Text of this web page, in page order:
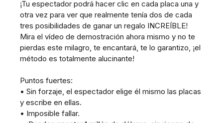
¡Tu espectador podrá hacer clic en cada placa una y
otra vez para ver que realmente tenía dos de cada
tres posibilidades de ganar un regalo INCREÍBLE!
Mira el vídeo de demostración ahora mismo y no te
pierdas este milagro, te encantará, te lo garantizo, ¡el
método es totalmente alucinante!
Puntos fuertes:
• Sin forzaje, el espectador elige él mismo las placas
y escribe en ellas.
• Imposible fallar.